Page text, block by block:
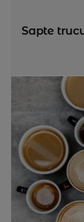
Sapte